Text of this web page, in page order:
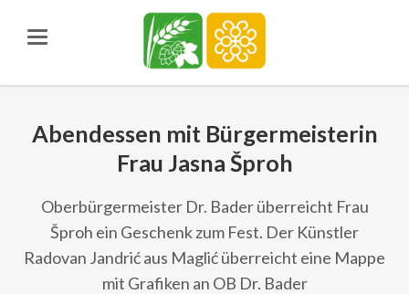
Abendessen mit Bürgermeisterin
Frau Jasna Šproh
Oberbürgermeister Dr. Bader überreicht Frau
Šproh ein Geschenk zum Fest. Der Künstler
Radovan Jandrić aus Maglić überreicht eine Mappe
mit Grafiken an OB Dr. Bader